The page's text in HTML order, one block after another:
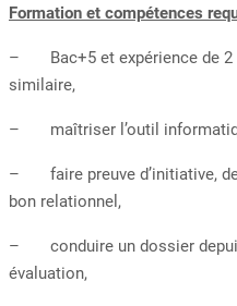
Formation et compétences
– Bac+5 et expérience de 2
similaire,
– maîtriser l’outil
– faire preuve d’initiative, de
bon relationnel,
– conduire un dossier
évaluation,